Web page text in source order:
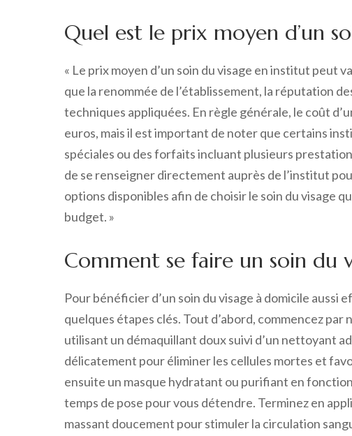
Quel est le prix moyen d’un
« Le prix moyen d’un soin du visage en institut peut
que la renommée de l’établissement, la réputation
techniques appliquées. En règle générale, le coût
euros, mais il est important de noter que certains
spéciales ou des forfaits incluant plusieurs
de se renseigner directement auprès de l’institut
options disponibles afin de choisir le soin du visage
budget. »
Comment se faire un soin du
Pour bénéficier d’un soin du visage à domicile aussi
quelques étapes clés. Tout d’abord, commencez
utilisant un démaquillant doux suivi d’un nettoyant
délicatement pour éliminer les cellules mortes et
ensuite un masque hydratant ou purifiant en
temps de pose pour vous détendre. Terminez en
massant doucement pour stimuler la circulation